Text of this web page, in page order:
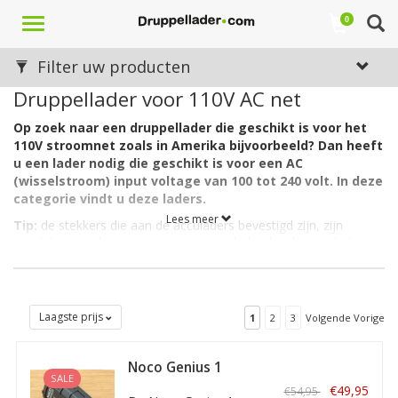
Toggle
0
Druppellader voor 110V AC net
Op zoek naar een druppellader die geschikt is voor het
110V stroomnet zoals in Amerika bijvoorbeeld? Dan heeft
u een lader nodig die geschikt is voor een AC
(wisselstroom) input voltage van 100 tot 240 volt. In deze
categorie vindt u deze laders.
Tip: de stekkers die aan de acculaders bevestigd zijn, zijn
Naar Speciale Laders
Lees meer
Filter uw producten
Laagste prijs 1 2 3 Volgende Vorige
SALE
Noco Genius 1
€54,95 €49,95